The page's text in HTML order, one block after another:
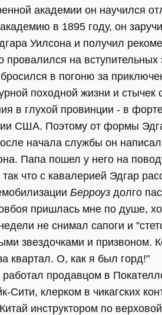
академии он научился
в 1895 году, он
Уилсона и получил
провалился на вступительных
в погоню за
походной жизни и
в глухой провинции - в
США. Поэтому от формы
начала службы он
Папа пошел у него на
что с кавалерией Эдгар
Берроуз долго
пришлась мне по душе,
не снимал сапоги и
звездочками и призвоном.
квартал. О, как я был горд!"
продавцом в
Сити, клерком в чикагских
инструктором по